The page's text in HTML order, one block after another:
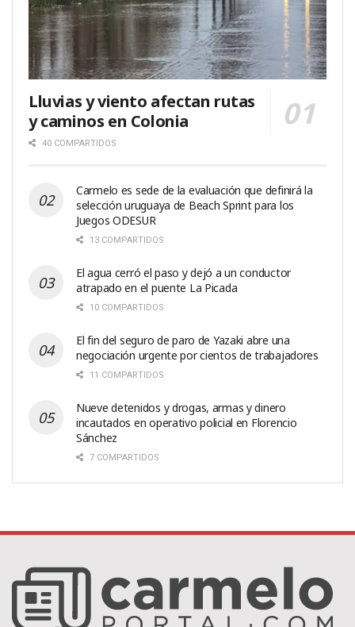
Lluvias y viento afectan rutas
y caminos en Colonia
40 COMPARTIDOS
Carmelo es sede de la evaluación que definirá la
selección uruguaya de Beach Sprint para los
Juegos ODESUR
13 COMPARTIDOS
El agua cerró el paso y dejó a un conductor
atrapado en el puente La Picada
10 COMPARTIDOS
El fin del seguro de paro de Yazaki abre una
negociación urgente por cientos de trabajadores
11 COMPARTIDOS
Nueve detenidos y drogas, armas y dinero
incautados en operativo policial en Florencio
Sánchez
7 COMPARTIDOS